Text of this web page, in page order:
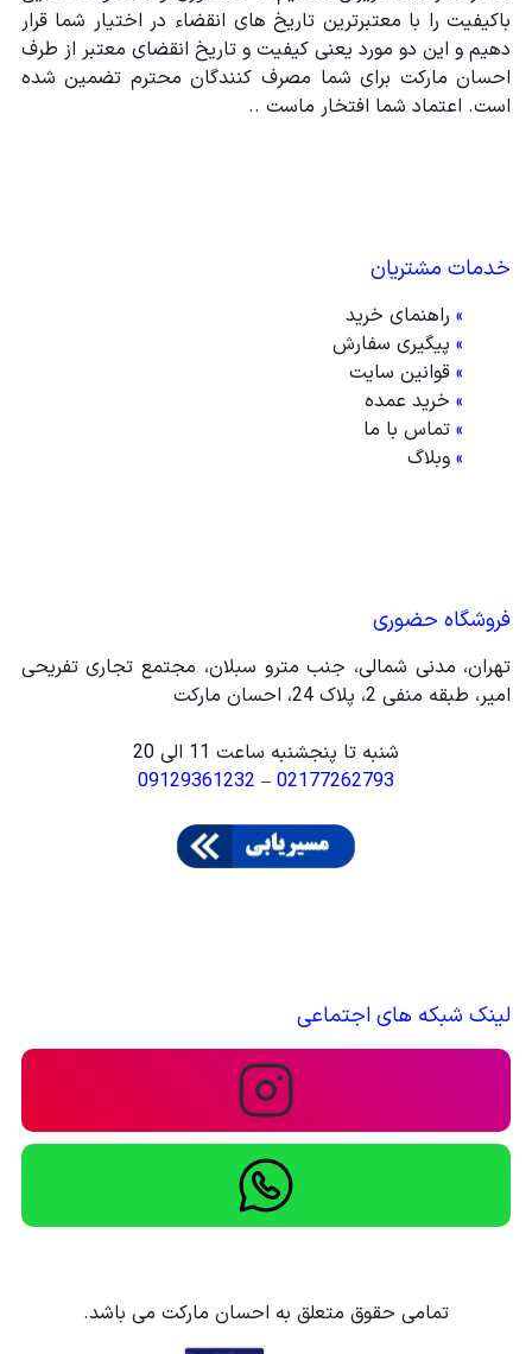
باکیفیت را با معتبرترین تاریخ های انقضاء در اختیار شما قرار
دهیم و این دو مورد یعنی کیفیت و تاریخ انقضای معتبر از طرف
احسان مارکت برای شما مصرف کنندگان محترم تضمین شده
است. اعتماد شما افتخار ماست ..
خدمات مشتریان
» راهنمای خرید
» پیگیری سفارش
» قوانین سایت
» خرید عمده
» تماس با ما
» وبلاگ
فروشگاه حضوری
تهران، مدنی شمالی، جنب مترو سبلان، مجتمع تجاری تفریحی
امیر، طبقه منفی 2، پلاک 24، احسان مارکت
شنبه تا پنجشنبه ساعت 11 الی 20
02177262793
–
09129361232
لینک شبکه های اجتماعی
تمامی حقوق متعلق به احسان مارکت می باشد.